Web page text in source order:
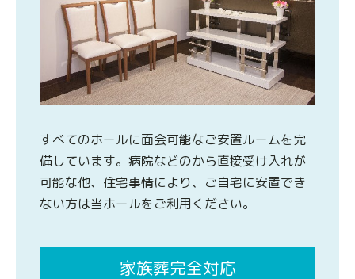
すべてのホールに面会可能なご安置ルームを完
備しています。病院などのから直接受け入れが
可能な他、住宅事情により、ご自宅に安置でき
ない方は当ホールをご利用ください。
家族葬完全対応